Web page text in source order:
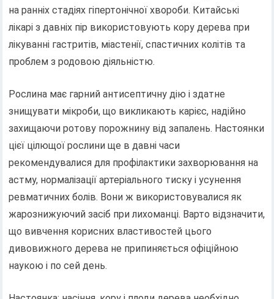
на ранніх стадіях гіпертонічної хвороби. Китайські
лікарі з давніх пір використовують кору дерева при
лікуванні гастритів, міастенії, спастичних колітів та
проблем з родовою діяльністю.
Рослина має гарний антисептичну дію і здатне
знищувати мікроби, що викликають карієс, надійно
захищаючи ротову порожнину від запалень. Настоянки
цієї цілющої рослини ще в давні часи
рекомендувалися для профілактики захворювання на
астму, нормалізації артеріального тиску і усунення
ревматичних болів. Вони ж використовувалися як
жарознижуючий засіб при лихоманці. Варто відзначити,
що вивчення корисних властивостей цього
дивовижного дерева не припиняється офіційною
наукою і по сей день.